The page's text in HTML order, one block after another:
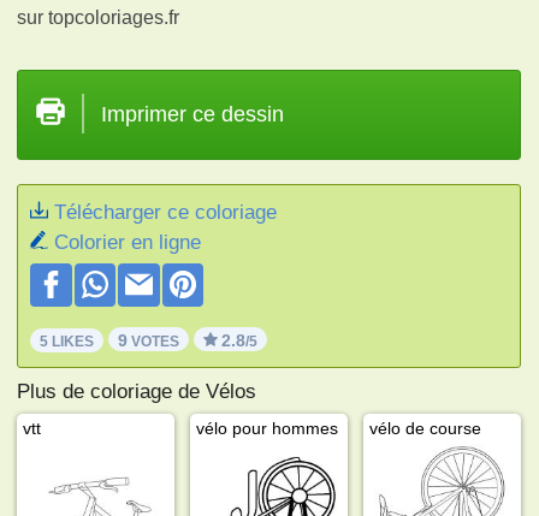
sur topcoloriages.fr
Imprimer ce dessin
Télécharger ce coloriage
Colorier en ligne
5 LIKES 9 VOTES 2.8/5
Plus de coloriage de Vélos
vtt vélo pour hommes vélo de course